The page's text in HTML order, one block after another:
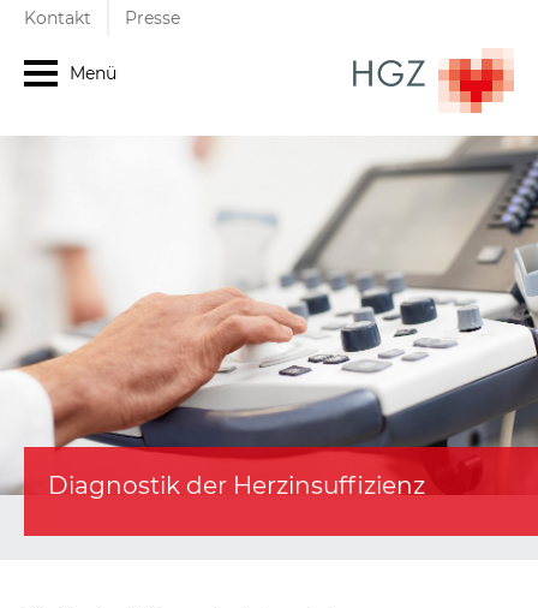
Kontakt Presse
Menü
Diagnostik der Herzinsuffizienz